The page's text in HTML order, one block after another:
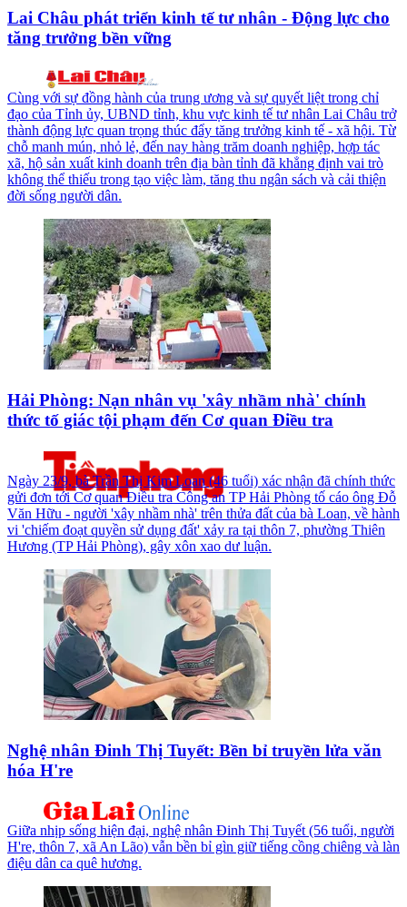
Lai Châu phát triển kinh tế tư nhân - Động lực cho
tăng trưởng bền vững
Cùng với sự đồng hành của trung ương và sự quyết liệt trong chỉ
đạo của Tỉnh ủy, UBND tỉnh, khu vực kinh tế tư nhân Lai Châu trở
thành động lực quan trọng thúc đẩy tăng trưởng kinh tế - xã hội. Từ
chỗ manh mún, nhỏ lẻ, đến nay hàng trăm doanh nghiệp, hợp tác
xã, hộ sản xuất kinh doanh trên địa bàn tỉnh đã khẳng định vai trò
không thể thiếu trong tạo việc làm, tăng thu ngân sách và cải thiện
đời sống người dân.
Hải Phòng: Nạn nhân vụ 'xây nhầm nhà' chính
thức tố giác tội phạm đến Cơ quan Điều tra
Ngày 23/9, bà Trần Thị Kim Loan (46 tuổi) xác nhận đã chính thức
gửi đơn tới Cơ quan Điều tra Công an TP Hải Phòng tố cáo ông Đỗ
Văn Hữu - người 'xây nhầm nhà' trên thửa đất của bà Loan, về hành
vi 'chiếm đoạt quyền sử dụng đất' xảy ra tại thôn 7, phường Thiên
Hương (TP Hải Phòng), gây xôn xao dư luận.
Nghệ nhân Đinh Thị Tuyết: Bền bỉ truyền lửa văn
hóa H're
Giữa nhịp sống hiện đại, nghệ nhân Đinh Thị Tuyết (56 tuổi, người
H're, thôn 7, xã An Lão) vẫn bền bỉ gìn giữ tiếng cồng chiêng và làn
điệu dân ca quê hương.